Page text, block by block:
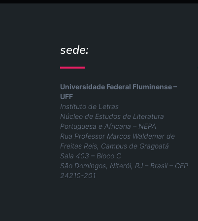
sede:
Universidade Federal Fluminense –
UFF
Instituto de Letras
Núcleo de Estudos de Literatura
Portuguesa e Africana – NEPA
Rua Professor Marcos Waldemar de
Freitas Reis, Campus de Gragoatá
Sala 403 – Bloco C
São Domingos, Niterói, RJ – Brasil – CEP
24210-201